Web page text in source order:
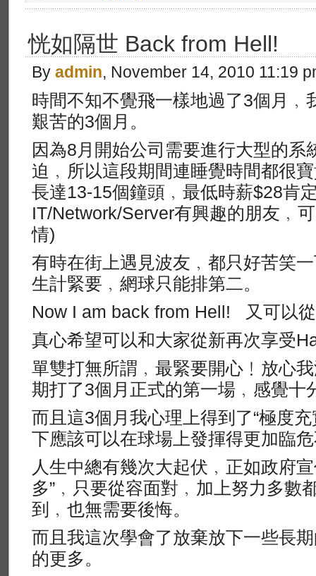
恍如隔世 Back from Hell!
By admin, November 14, 2010 11:19
時間不知不覺飛一樣地過了3個月﹐
艱苦的3個月。
因為8月開始公司需要進行大型的系
迫﹐所以這段期間連睡覺時間都很
長達13-15個鐘頭﹐最低時薪$28肯
IT/Network/Server有興趣的朋友﹐
情)
有時在街上遇見波友﹐都只好苦笑
生計緊要﹐網球只能排第二。
Now I am back from Hell! 又可以
真心希望可以和大家從新再次享受
單雙打無所謂﹐最緊要開心﹗放心
期打了3個月正式的第一場﹐感覺十
而且這3個月我心理上得到了“極度
下應該可以在球場上發揮得更加臨
人生中總有幾次大起伏﹐正如政府
多”﹐只要從容面對﹐加上努力多數
到﹐也無需要後悔。
而且我這次學會了放棄放下一些長
的更多。